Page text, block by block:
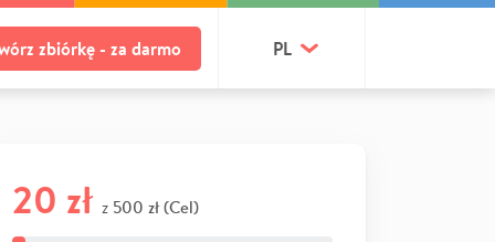
zbiórkę - za darmo PL
20 zł z 500 zł (Cel)